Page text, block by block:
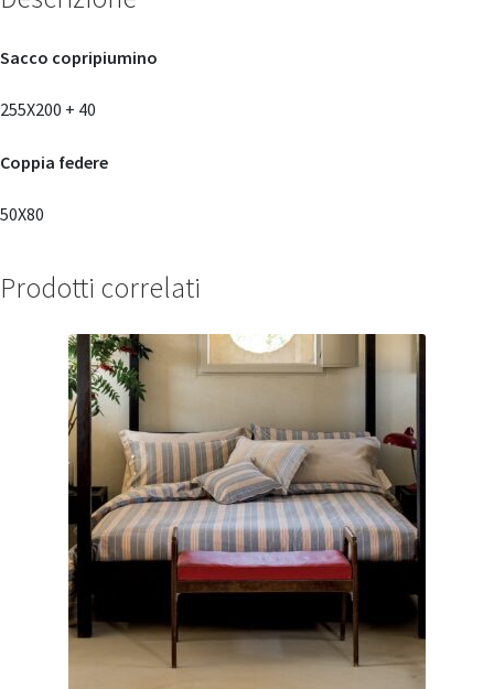
Sacco copripiumino
255X200 + 40
Coppia federe
50X80
Prodotti correlati